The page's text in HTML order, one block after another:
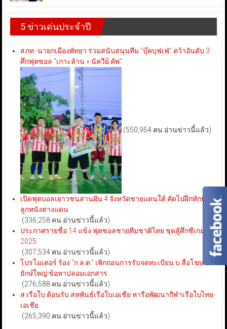
5 ข่าวเด่นประจำปี
สภท.-นายกเมืองพัทยา ร่วมสนับสนุนทีม “บุ๊คบุฟเฟ่” คว้าอันดับ 3
ศึกฟุตซอล “เกาะล้าน × นัควีย์ คัพ”
(550,954 คน อ่านข่าวนี้แล้ว)
เปิดฟุตบอลเยาวชนสานฝัน 4 จังหวัดชายแดนใต้ คัดไปฝึกทักษะ
ลูกหนังต่างแดน
(336,258 คน อ่านข่าวนี้แล้ว)
ประกาศรายชื่อ 14 แข้ง ฟุตซอลชายทีมชาติไทย ชุดสู้ศึกซีเกมส์
2025
(307,534 คน อ่านข่าวนี้แล้ว)
โปรโมเตอร์ ร้อง “ก.ล.ต.” เพิกถอนการรับจดทะเบียน บ.สื่อโฆษณา
ยักษ์ใหญ่ ข้อหาปลอมเอกสาร
(276,588 คน อ่านข่าวนี้แล้ว)
ส.เรือใบ ต้อนรับ สหพันธ์เรือใบเอเชีย หารือพัฒนากีฬาเรือใบไทย-
เอเชีย
(265,390 คน อ่านข่าวนี้แล้ว)